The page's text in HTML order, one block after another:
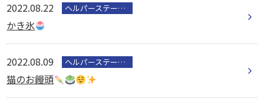
2022.08.22 ヘルパーステーション
かき氷
2022.08.09 ヘルパーステーション
猫のお饅頭